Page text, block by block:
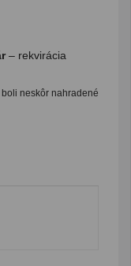
– rekvirácia
neskôr nahradené